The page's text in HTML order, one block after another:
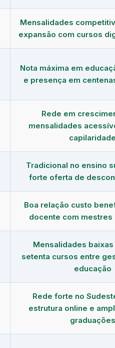
Mensalidades
expansão com cursos
Nota máxima em
e presença em
Rede em
mensalidades
capilaridade
Tradicional no ensino
forte oferta de
Boa relação custo
docente com mestres
Mensalidades
setenta cursos entre
educação
Rede forte no
estrutura online e
graduações